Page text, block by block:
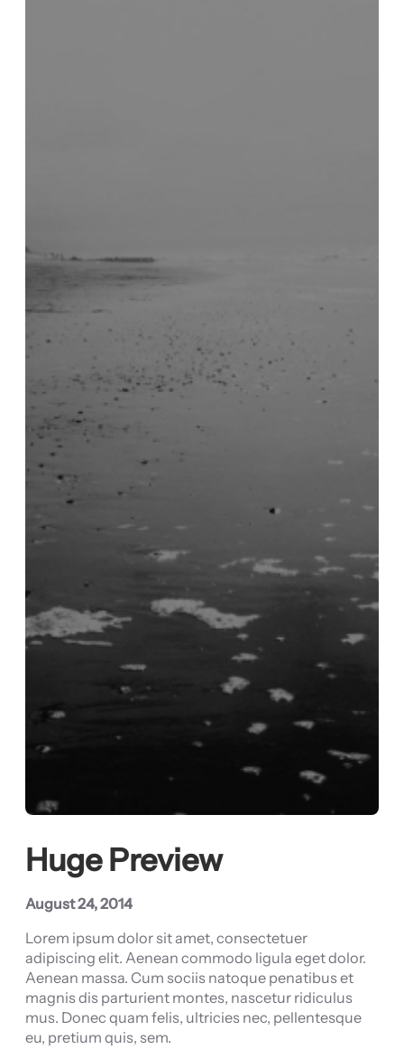
Huge Preview
August 24, 2014
Lorem ipsum dolor sit amet, consectetuer
adipiscing elit. Aenean commodo ligula eget dolor.
Aenean massa. Cum sociis natoque penatibus et
magnis dis parturient montes, nascetur ridiculus
mus. Donec quam felis, ultricies nec, pellentesque
eu, pretium quis, sem.